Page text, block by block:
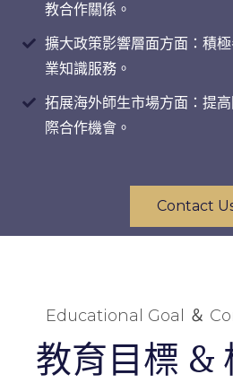
教合作關係。
擴大政策影響層面方面：積
業知識服務。
拓展海外師生市場方面：提
際合作機會。
Contact
Educational Goal ＆
教育目標 &